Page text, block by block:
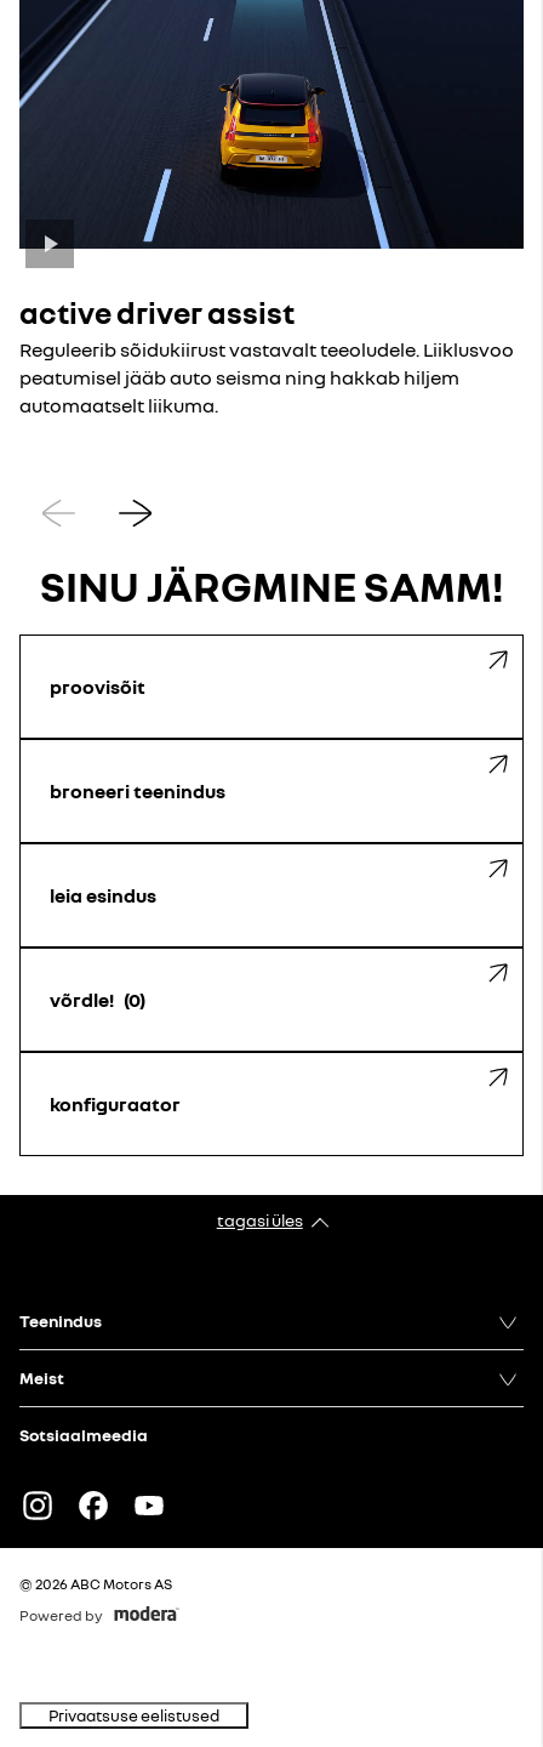
active driver assist
Reguleerib sõidukiirust vastavalt teeoludele. Liiklusvoo
peatumisel jääb auto seisma ning hakkab hiljem
automaatselt liikuma.
Eelmine
SINU JÄRGMINE SAMM!
proovisõit
broneeri teenindus
leia esindus
võrdle! 0
konfiguraator
tagasi üles
Teenindus
Meist
Sotsiaalmeedia
Instagram
Facebook
© 2026 ABC Motors AS
Powered by